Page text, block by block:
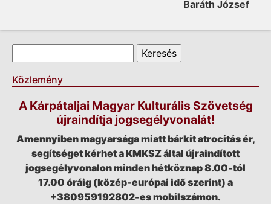
Baráth József
Keresés űrlap
Közlemény
A Kárpátaljai Magyar Kulturális Szövetség
újraindítja jogsegélyvonalát!
Amennyiben magyarsága miatt bárkit atrocitás ér,
segítséget kérhet a KMKSZ által újraindított
jogsegélyvonalon minden hétköznap 8.00-tól
17.00 óráig (közép-európai idő szerint) a
+380959192802-es mobilszámon.